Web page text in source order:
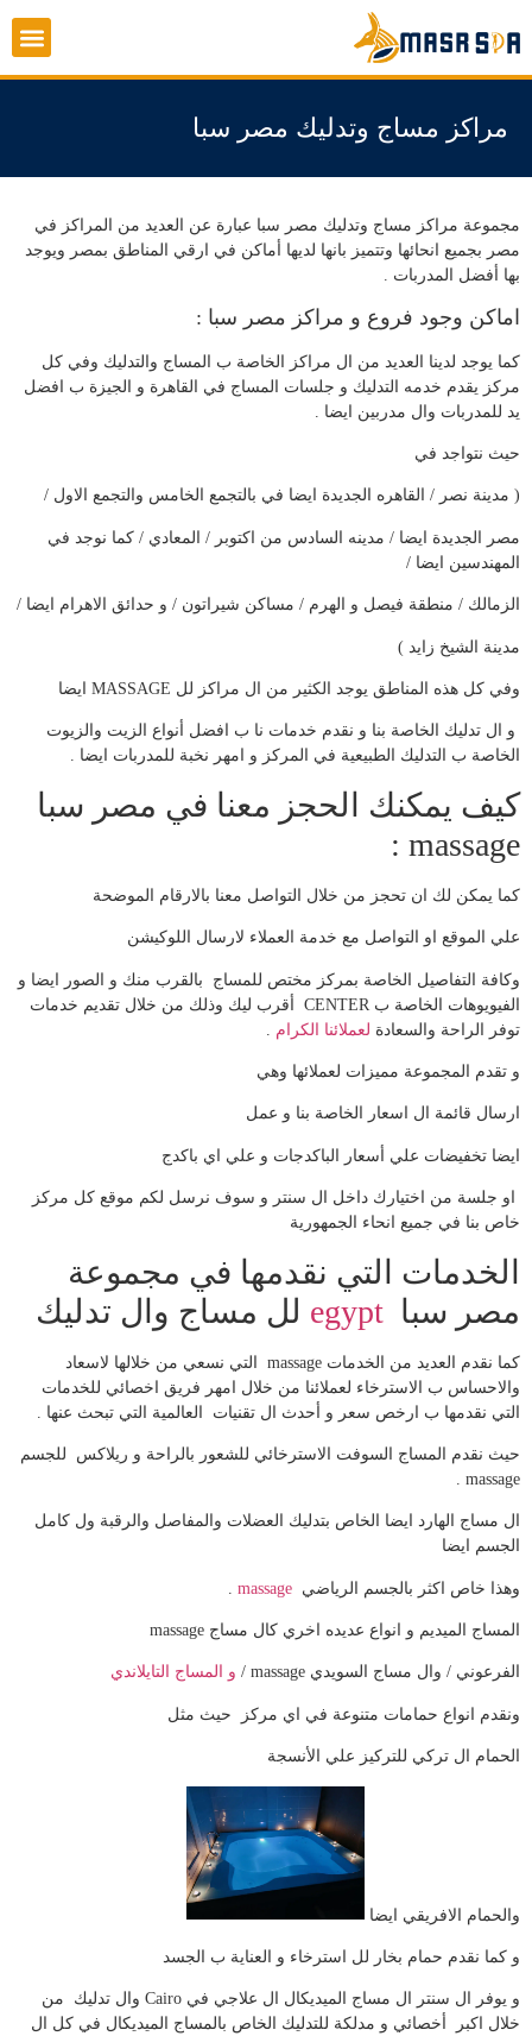
مراكز مساج وتدليك مصر سبا
مجموعة مراكز مساج وتدليك مصر سبا عبارة عن العديد من المراكز في
مصر بجميع انحائها وتتميز بانها لديها أماكن في ارقي المناطق بمصر ويوجد
بها أفضل المدربات .
اماكن وجود فروع و مراكز مصر سبا :
كما يوجد لدينا العديد من ال مراكز الخاصة ب المساج والتدليك وفي كل
مركز يقدم خدمه التدليك و جلسات المساج في القاهرة و الجيزة ب افضل
يد للمدربات وال مدربين ايضا .
حيث نتواجد في
( مدينة نصر / القاهره الجديدة ايضا في بالتجمع الخامس والتجمع الاول /
مصر الجديدة ايضا / مدينه السادس من اكتوبر / المعادي / كما نوجد في
المهندسين ايضا /
الزمالك / منطقة فيصل و الهرم / مساكن شيراتون / و حدائق الاهرام ايضا /
مدينة الشيخ زايد )
وفي كل هذه المناطق يوجد الكثير من ال مراكز لل MASSAGE ايضا
و ال تدليك الخاصة بنا و نقدم خدمات نا ب افضل أنواع الزيت والزيوت
الخاصة ب التدليك الطبيعية في المركز و امهر نخبة للمدربات ايضا .
كيف يمكنك الحجز معنا في مصر سبا
massage :
كما يمكن لك ان تحجز من خلال التواصل معنا بالارقام الموضحة
علي الموقع او التواصل مع خدمة العملاء لارسال اللوكيشن
وكافة التفاصيل الخاصة بمركز مختص للمساج بالقرب منك و الصور ايضا و
الفيويوهات الخاصة ب CENTER أقرب ليك وذلك من خلال تقديم خدمات
توفر الراحة والسعادة لعملائنا الكرام
و تقدم المجموعة مميزات لعملائها وهي
ارسال قائمة ال اسعار الخاصة بنا و عمل
ايضا تخفيضات علي أسعار الباكدجات و علي اي باكدج
او جلسة من اختيارك داخل ال سنتر و سوف نرسل لكم موقع كل مركز
خاص بنا في جميع انحاء الجمهورية
الخدمات التي نقدمها في مجموعة
مصر سبا
لل مساج وال تدليك
كما نقدم العديد من الخدمات massage التي نسعي من خلالها لاسعاد
والاحساس ب الاسترخاء لعملائنا من خلال امهر فريق اخصائي للخدمات
التي نقدمها ب ارخص سعر و أحدث ال تقنيات العالمية التي تبحث عنها .
حيث نقدم المساج السوفت الاسترخائي للشعور بالراحة و ريلاكس للجسم
massage .
ال مساج الهارد ايضا الخاص بتدليك العضلات والمفاصل والرقبة ول كامل
الجسم ايضا
وهذا خاص اكثر بالجسم الرياضي massage
المساج الميديم و انواع عديده اخري كال مساج massage
الفرعوني / وال مساج السويدي massage / و المساج التايلاندي
ونقدم انواع حمامات متنوعة في اي مركز حيث مثل
الحمام ال تركي للتركيز علي الأنسجة
والحمام الافريقي ايضا
و كما نقدم حمام بخار لل استرخاء و العناية ب الجسد
و يوفر ال سنتر ال مساج الميديكال ال علاجي في Cairo وال تدليك من
خلال اكبر أخصائي و مدلكة للتدليك الخاص بالمساج الميديكال في كل ال